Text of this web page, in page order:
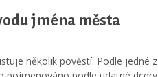
jména města
několik pověstí. Podle jedné z